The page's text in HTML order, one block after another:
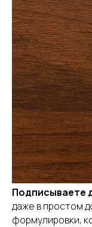
Подписываете
даже в простом
формулировки,